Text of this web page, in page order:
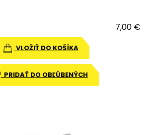
7,00 €
VLOŽIŤ DO KOŠÍKA
PRIDAŤ DO OBĽÚBENÝCH